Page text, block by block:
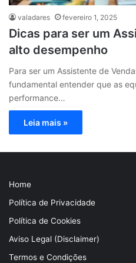
valadares fevereiro 1, 2025
Dicas para ser um
alto desempenho
Para ser um Assistente de
fundamental entender que as
performance…
Leia mais »
Home
Política de Privacidade
Política de Cookies
Aviso Legal (Disclaimer)
Termos e Condições